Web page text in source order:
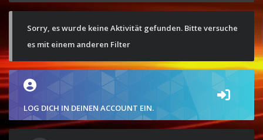
Sorry, es wurde keine Aktivität gefunden. Bitte versuche
es mit einem anderen Filter
LOG DICH IN DEINEN ACCOUNT EIN.